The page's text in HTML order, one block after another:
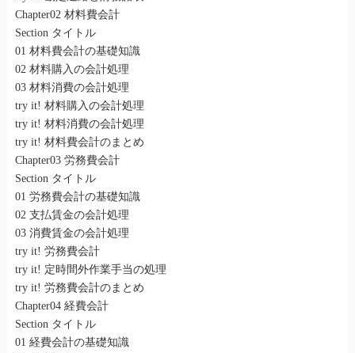
Chapter02 材料費会計
Section タイトル
01 材料費会計の基礎知識
02 材料購入の会計処理
03 材料消費の会計処理
try it! 材料購入の会計処理
try it! 材料消費の会計処理
try it! 材料費会計のまとめ
Chapter03 労務費会計
Section タイトル
01 労務費会計の基礎知識
02 支払賃金の会計処理
03 消費賃金の会計処理
try it! 労務費会計
try it! 定時間外作業手当の処理
try it! 労務費会計のまとめ
Chapter04 経費会計
Section タイトル
01 経費会計の基礎知識